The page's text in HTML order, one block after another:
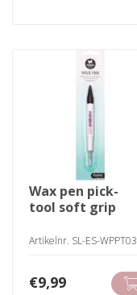
wax pen pick-
tool soft grip
Artikelnr. SL-ES-WPPT03
€9,99